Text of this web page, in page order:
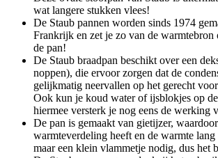
wat langere stukken vlees!
De Staub pannen worden sinds 1974
Frankrijk en zet je zo van de warmtebron
de pan!
De Staub braadpan beschikt over een
noppen), die ervoor zorgen dat de
gelijkmatig neervallen op het gerecht
Ook kun je koud water of ijsblokjes op
hiermee versterk je nog eens de werking
De pan is gemaakt van gietijzer,
warmteverdeling heeft en de warmte
maar een klein vlammetje nodig, dus het